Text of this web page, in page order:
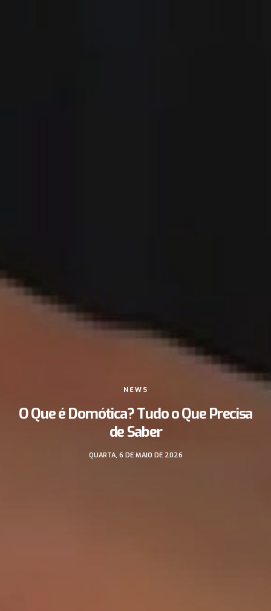
NEWS
O Que é Domótica? Tudo o Que Precisa
de Saber
QUARTA, 6 DE MAIO DE 2026